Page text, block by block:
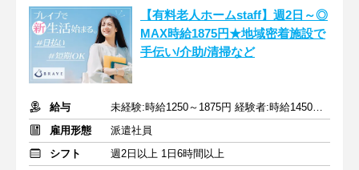
【有料老人ホームstaff】週2日～◎
MAX時給1875円★地域密着施設で
手伝い/介助/清掃など
給与
未経験:時給1250～1875円 経験者:時給1450～2175円+交通費全額
雇用形態
派遣社員
シフト
週2日以上 1日6時間以上